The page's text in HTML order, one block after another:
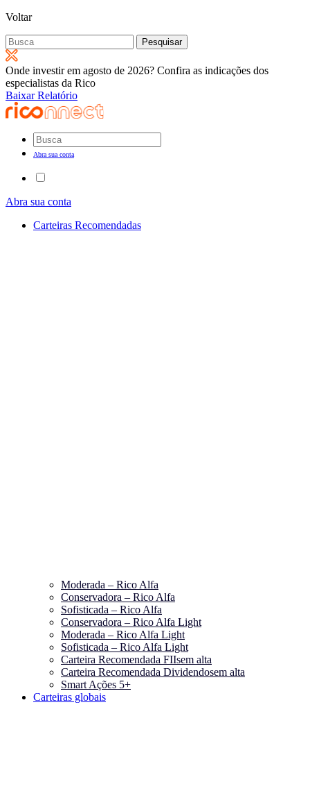
Voltar
Pesquisar
por:
Onde investir em agosto de 2026? Confira as indicações dos
especialistas da Rico
Baixar Relatório
Abra sua conta
Abra sua conta
Carteiras Recomendadas
Moderada – Rico Alfa
Conservadora – Rico Alfa
Sofisticada – Rico Alfa
Conservadora – Rico Alfa Light
Moderada – Rico Alfa Light
Sofisticada – Rico Alfa Light
Carteira Recomendada FIIsem alta
Carteira Recomendada Dividendosem alta
Smart Ações 5+
Carteiras globais